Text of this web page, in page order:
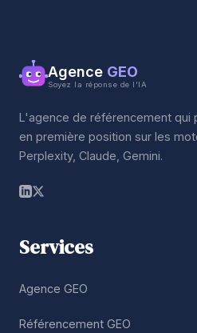
Agence GEO
Soyez la réponse de l'IA
L'agence de référencement qui
en première position sur les
Perplexity, Claude, Gemini.
Services
Agence GEO
Référencement GEO